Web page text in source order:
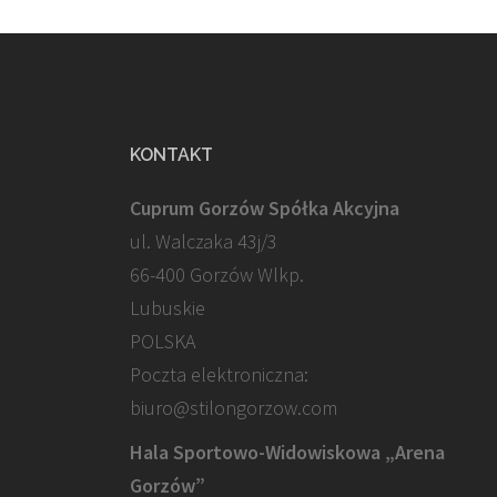
KONTAKT
Cuprum Gorzów Spółka Akcyjna
ul. Walczaka 43j/3
66-400 Gorzów Wlkp.
Lubuskie
POLSKA
Poczta elektroniczna:
biuro@stilongorzow.com
Hala Sportowo-Widowiskowa „Arena
Gorzów”